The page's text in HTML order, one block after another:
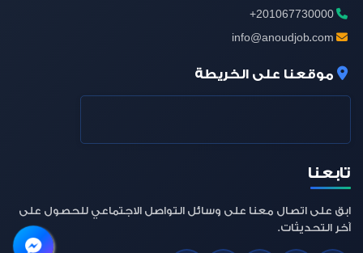
+201067730000
موقعنا على الخريطة
تابعنا
ابق على اتصال معنا على وسائل التواصل الاجتماعي للحصول على
آخر التحديثات.